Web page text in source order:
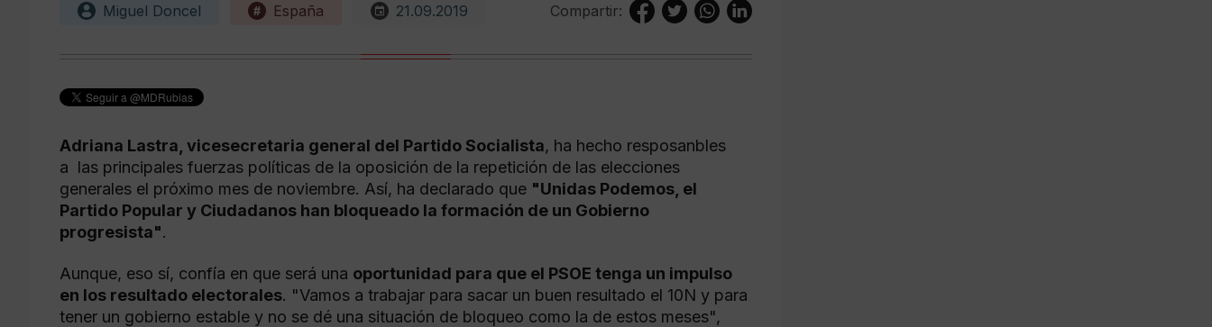
Miguel Doncel España 21.09.2019 Compartir:
Adriana Lastra, vicesecretaria general del Partido Socialista, ha hecho resposanbles
a las principales fuerzas políticas de la oposición de la repetición de las elecciones
generales el próximo mes de noviembre. Así, ha declarado que "Unidas Podemos, el
Partido Popular y Ciudadanos han bloqueado la formación de un Gobierno
progresista".
Aunque, eso sí, confía en que será una oportunidad para que el PSOE tenga un impulso
en los resultado electorales. "Vamos a trabajar para sacar un buen resultado el 10N y para
tener un gobierno estable y no se dé una situación de bloqueo como la de estos meses",